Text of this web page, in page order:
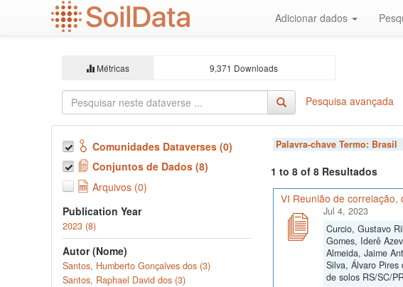
Adicionar dados
Métricas 9,371 Downloads
Pesquisa avançada
Comunidades Dataverses (0)
Conjuntos de Dados (8)
Arquivos (0)
Publication Year
2023 (8)
Autor (Nome)
Santos, Humberto Gonçalves dos (3)
Santos, Raphael David dos (3)
Palavra-chave Termo: Brasil
1 to 8 of 8 Resultados
VI Reunião de correlação,
Jul 4, 2023
Curcio, Gustavo
Gomes, Iderê
Almeida, Jaime
Silva, Álvaro
de solos RS/SC/